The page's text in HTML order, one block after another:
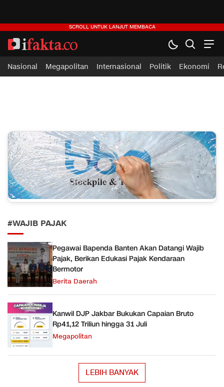
ifakta.co
#pastibenar
Nasional Megapolitan Internasional Politik Ekonomi
#WAJIB PAJAK
Pegawai Bapenda Banten Akan Datangi Wajib
Pajak, Berikan Edukasi Pajak Kendaraan
Bermotor
Berita Daerah
Kanwil DJP Jakbar Bukukan Capaian Bruto
Rp41,12 Triliun hingga 31 Juli
Megapolitan
LEBIH BANYAK